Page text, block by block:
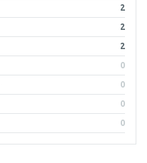
2
2
2
0
0
0
0